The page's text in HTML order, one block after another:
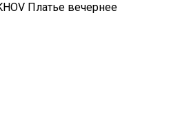
Платье вечернее